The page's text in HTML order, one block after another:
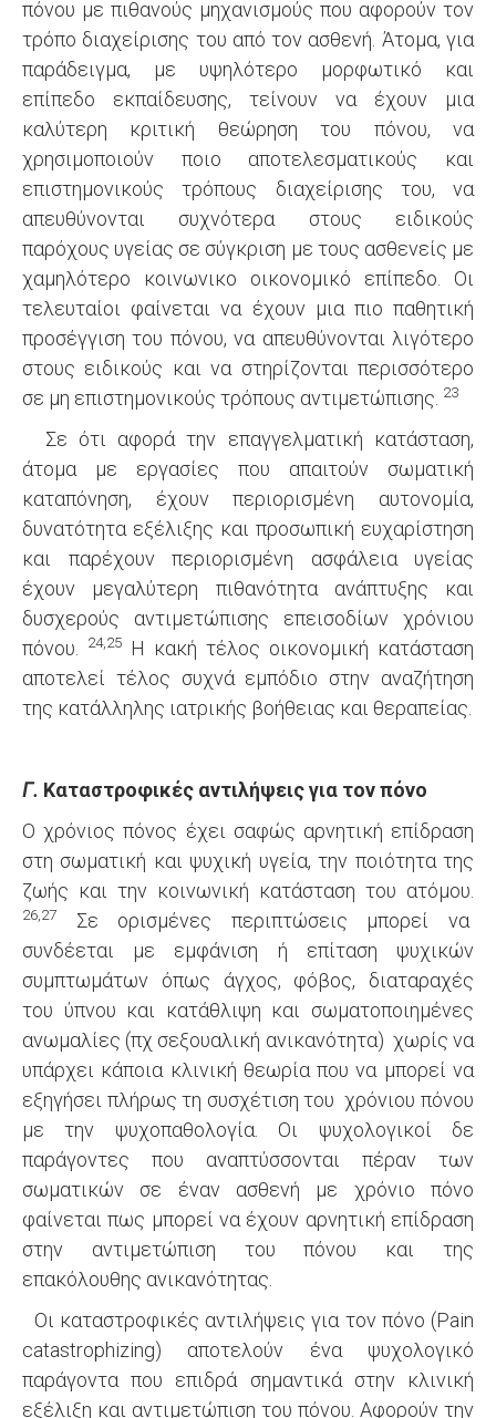
πόνου με πιθανούς μηχανισμούς που αφορούν τον
τρόπο διαχείρισης του από τον ασθενή. Άτομα, για
παράδειγμα, με υψηλότερο μορφωτικό και
επίπεδο εκπαίδευσης, τείνουν να έχουν μια
καλύτερη κριτική θεώρηση του πόνου, να
χρησιμοποιούν ποιο αποτελεσματικούς και
επιστημονικούς τρόπους διαχείρισης του, να
απευθύνονται συχνότερα στους ειδικούς
παρόχους υγείας σε σύγκριση με τους ασθενείς με
χαμηλότερο κοινωνικο οικονομικό επίπεδο. Οι
τελευταίοι φαίνεται να έχουν μια πιο παθητική
προσέγγιση του πόνου, να απευθύνονται λιγότερο
στους ειδικούς και να στηρίζονται περισσότερο
σε μη επιστημονικούς τρόπους αντιμετώπισης. 23
Σε ότι αφορά την επαγγελματική κατάσταση,
άτομα με εργασίες που απαιτούν σωματική
καταπόνηση, έχουν περιορισμένη αυτονομία,
δυνατότητα εξέλιξης και προσωπική ευχαρίστηση
και παρέχουν περιορισμένη ασφάλεια υγείας
έχουν μεγαλύτερη πιθανότητα ανάπτυξης και
δυσχερούς αντιμετώπισης επεισοδίων χρόνιου
πόνου.
24,25
Η κακή τέλος οικονομική κατάσταση
αποτελεί τέλος συχνά εμπόδιο στην αναζήτηση
της κατάλληλης ιατρικής βοήθειας και θεραπείας.
Γ. Καταστροφικές αντιλήψεις για τον πόνο
Ο χρόνιος πόνος έχει σαφώς αρνητική επίδραση
στη σωματική και ψυχική υγεία, την ποιότητα της
ζωής και την κοινωνική κατάσταση του ατόμου.
26,27
Σε ορισμένες περιπτώσεις μπορεί να
συνδέεται με εμφάνιση ή επίταση ψυχικών
συμπτωμάτων όπως άγχος, φόβος, διαταραχές
του ύπνου και κατάθλιψη και σωματοποιημένες
ανωμαλίες (πχ σεξουαλική ανικανότητα) χωρίς να
υπάρχει κάποια κλινική θεωρία που να μπορεί να
εξηγήσει πλήρως τη συσχέτιση του χρόνιου πόνου
με την ψυχοπαθολογία. Οι ψυχολογικοί δε
παράγοντες που αναπτύσσονται πέραν των
σωματικών σε έναν ασθενή με χρόνιο πόνο
φαίνεται πως μπορεί να έχουν αρνητική επίδραση
στην αντιμετώπιση του πόνου και της
επακόλουθης ανικανότητας.
Οι καταστροφικές αντιλήψεις για τον πόνο (Pain
catastrophizing) αποτελούν ένα ψυχολογικό
παράγοντα που επιδρά σημαντικά στην κλινική
εξέλιξη και αντιμετώπιση του πόνου. Αφορούν την